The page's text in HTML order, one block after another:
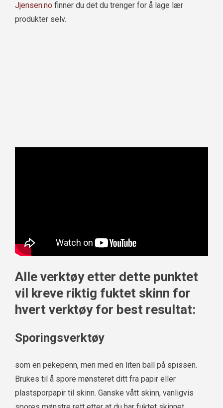
Jjensen.no finner du det du trenger for å lage lær
produkter selv.
Alle verktøy etter dette punktet
vil kreve riktig fuktet skinn for
hvert verktøy for best resultat:
Sporingsverktøy
som en pekepenn, men med en liten ball på spissen.
Brukes til å spore mønsteret ditt fra papir eller
plastsporpapir til skinn. Ganske vått skinn, vanligvis